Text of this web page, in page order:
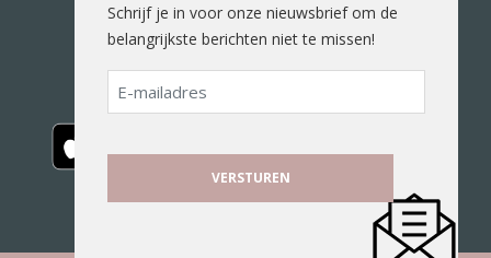
Schrijf je in voor onze nieuwsbrief om de
belangrijkste berichten niet te missen!
E-
mailadres